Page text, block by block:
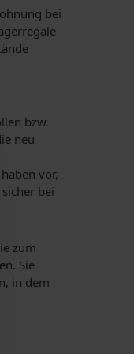
bei
bzw.
neu
vor,
bei
zum
Sie
in dem